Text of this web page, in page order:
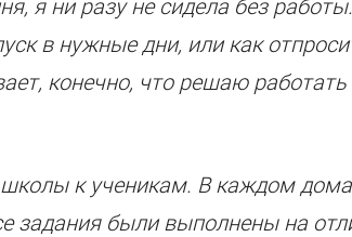
я ни разу не сидела без
в нужные дни, или как
конечно, что решаю
к ученикам. В каждом
задания были выполнены на